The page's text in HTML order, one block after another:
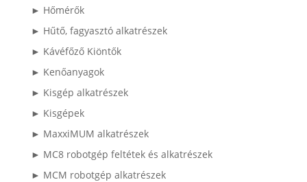
► Hőmérők
► Hűtő, fagyasztó alkatrészek
► Kávéfőző Kiöntők
► Kenőanyagok
► Kisgép alkatrészek
► Kisgépek
► MaxxiMUM alkatrészek
► MC8 robotgép feltétek és alkatrészek
► MCM robotgép alkatrészek